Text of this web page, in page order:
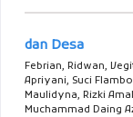
dan Desa
Febrian, Ridwan,
Apriyani, Suci
Maulidyna, Rizki
Muchammad Daing